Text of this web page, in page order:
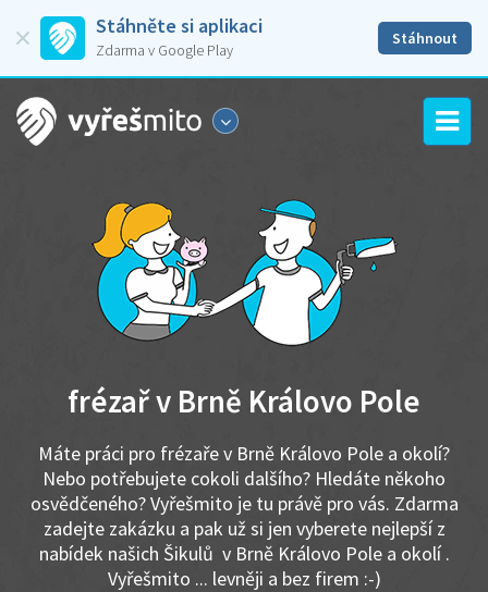
Stáhněte si aplikaci
Zdarma v Google Play
Stáhnout
frézař v Brně Královo Pole
Máte práci pro frézaře v Brně Královo Pole a okolí?
Nebo potřebujete cokoli dalšího? Hledáte někoho
osvědčeného? Vyřešmito je tu právě pro vás. Zdarma
zadejte zakázku a pak už si jen vyberete nejlepší z
nabídek našich Šikulů v Brně Královo Pole a okolí .
Vyřešmito ... levněji a bez firem :-)